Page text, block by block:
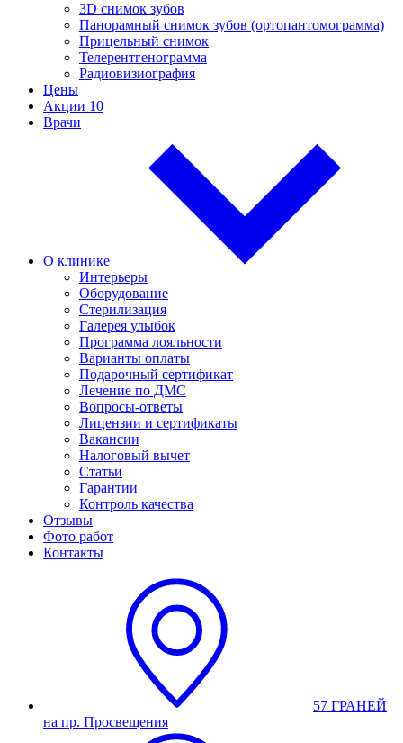
3D снимок зубов
Панорамный снимок зубов (ортопантомограмма)
Прицельный снимок
Телерентгенограмма
Радиовизиография
Цены
Акции 10
Врачи
О клинике
Интерьеры
Оборудование
Стерилизация
Галерея улыбок
Программа лояльности
Варианты оплаты
Подарочный сертификат
Лечение по ДМС
Вопросы-ответы
Лицензии и сертификаты
Вакансии
Налоговый вычет
Статьи
Гарантии
Контроль качества
Отзывы
Фото работ
Контакты
57 ГРАНЕЙ
на пр. Просвещения